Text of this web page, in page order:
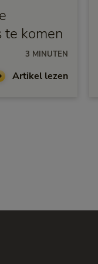
te komen
3 MINUTEN
Artikel lezen